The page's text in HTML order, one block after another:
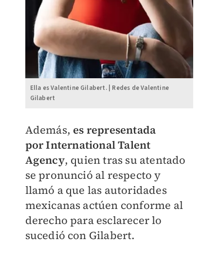
Ella es Valentine Gilabert. | Redes de Valentine
Gilabert
Además, es representada
porInternational Talent
Agency, quien tras su atentado
se pronunció al respecto y
llamó a que las autoridades
mexicanas actúen conforme al
derecho para esclarecer lo
sucedió con Gilabert.